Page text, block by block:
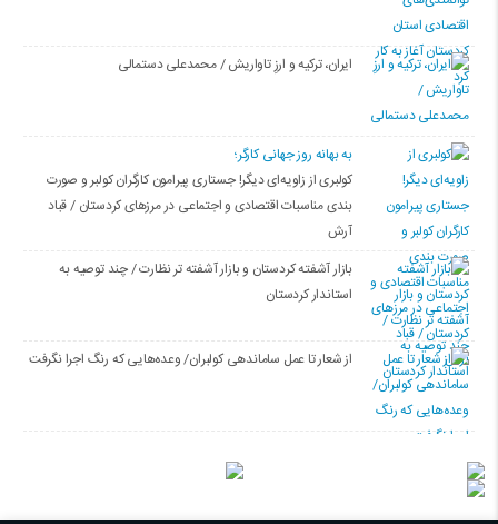
ایران، ترکیه و ارزِ تاواریش / محمدعلی دستمالی
به بهانه روز جهانی کارگر؛
کولبری از زاویه‌ای دیگر! جستاری پیرامون کارگران کولبر و صورت
بندی مناسبات اقتصادی و اجتماعی در مرزهای کردستان / قباد
آرش
بازار آشفته کردستان و بازار آشفته­ تر نظارت / چند توصیه به
استاندار کردستان
از شعار تا عمل ساماندهی کولبران/ وعده‌هایی که رنگ اجرا نگرفت